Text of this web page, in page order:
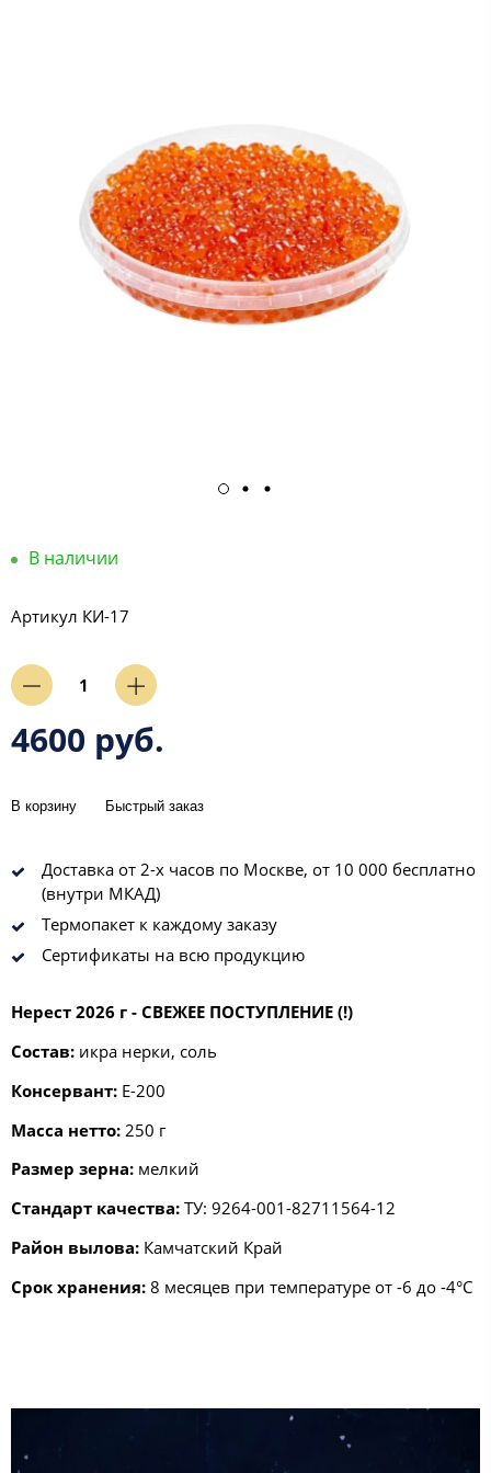
В наличии
Артикул КИ-17
4600 руб.
В корзину Быстрый заказ
Доставка от 2-х часов по Москве, от 10 000 бесплатно
(внутри МКАД)
Термопакет к каждому заказу
Сертификаты на всю продукцию
Нерест 2026 г - СВЕЖЕЕ ПОСТУПЛЕНИЕ (!)
Состав: икра нерки, соль
Консервант: E-200
Масса нетто: 250 г
Размер зерна: мелкий
Стандарт качества: ТУ: 9264-001-82711564-12
Район вылова: Камчатский Край
Срок хранения: 8 месяцев при температуре от -6 до -4°С